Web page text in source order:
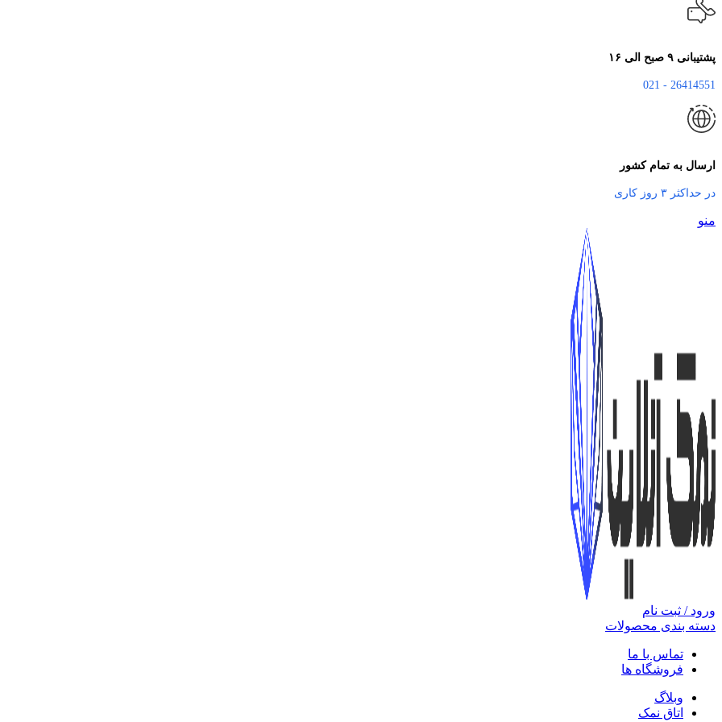
پشتیبانی ۹ صبح الی ۱۶
26414551 - 021
ارسال به تمام کشور
در حداکثر ۳ روز کاری
منو
ورود / ثبت نام
دسته بندی محصولات
تماس با ما
فروشگاه ها
وبلاگ
اتاق نمک